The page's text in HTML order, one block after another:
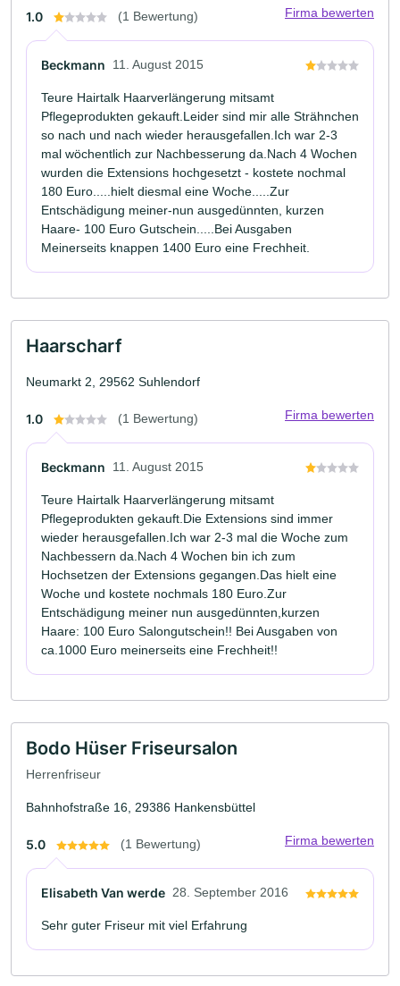
1.0 (1 Bewertung) Firma bewerten
Beckmann 11. August 2015
Teure Hairtalk Haarverlängerung mitsamt
Pflegeprodukten gekauft.Leider sind mir alle Strähnchen
so nach und nach wieder herausgefallen.Ich war 2-3
mal wöchentlich zur Nachbesserung da.Nach 4 Wochen
wurden die Extensions hochgesetzt - kostete nochmal
180 Euro.....hielt diesmal eine Woche.....Zur
Entschädigung meiner-nun ausgedünnten, kurzen
Haare- 100 Euro Gutschein.....Bei Ausgaben
Meinerseits knappen 1400 Euro eine Frechheit.
Haarscharf
Neumarkt 2, 29562 Suhlendorf
1.0 (1 Bewertung) Firma bewerten
Beckmann 11. August 2015
Teure Hairtalk Haarverlängerung mitsamt
Pflegeprodukten gekauft.Die Extensions sind immer
wieder herausgefallen.Ich war 2-3 mal die Woche zum
Nachbessern da.Nach 4 Wochen bin ich zum
Hochsetzen der Extensions gegangen.Das hielt eine
Woche und kostete nochmals 180 Euro.Zur
Entschädigung meiner nun ausgedünnten,kurzen
Haare: 100 Euro Salongutschein!! Bei Ausgaben von
ca.1000 Euro meinerseits eine Frechheit!!
Bodo Hüser Friseursalon
Herrenfriseur
Bahnhofstraße 16, 29386 Hankensbüttel
5.0 (1 Bewertung) Firma bewerten
Elisabeth Van werde 28. September 2016
Sehr guter Friseur mit viel Erfahrung